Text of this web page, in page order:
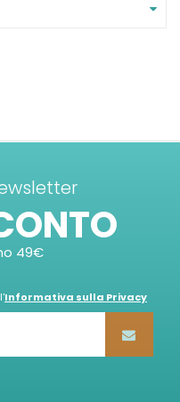
49€
Informativa sulla Privacy